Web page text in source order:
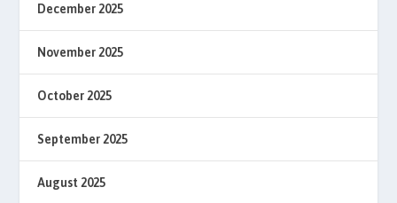
December 2025
November 2025
October 2025
September 2025
August 2025